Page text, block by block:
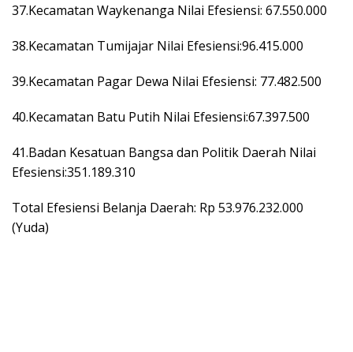
37.Kecamatan Waykenanga Nilai Efesiensi: 67.550.000
38.Kecamatan Tumijajar Nilai Efesiensi:96.415.000
39.Kecamatan Pagar Dewa Nilai Efesiensi: 77.482.500
40.Kecamatan Batu Putih Nilai Efesiensi:67.397.500
41.Badan Kesatuan Bangsa dan Politik Daerah Nilai
Efesiensi:351.189.310
Total Efesiensi Belanja Daerah: Rp 53.976.232.000
(Yuda)